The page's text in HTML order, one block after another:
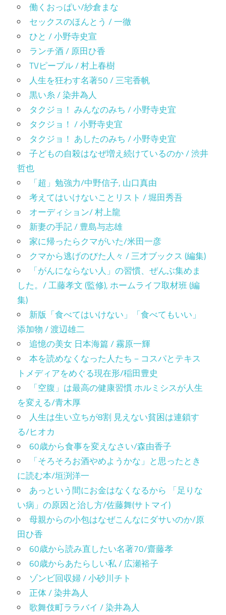
働くおっぱい/紗倉まな
セックスのほんとう / 一徹
ひと / 小野寺史宣
ランチ酒 / 原田ひ香
TVピープル / 村上春樹
人生を狂わす名著50 / 三宅香帆
黒い糸 / 染井為人
タクジョ！ みんなのみち / 小野寺史宜
タクジョ！ / 小野寺史宜
タクジョ！ あしたのみち / 小野寺史宜
子どもの自殺はなぜ増え続けているのか / 渋井
哲也
「超」勉強力/中野信子, 山口真由
考えてはいけないことリスト / 堀田秀吾
オーディション/ 村上龍
新妻の手記 / 豊島与志雄
家に帰ったらクマがいた/米田一彦
クマから逃げのびた人々 / 三才ブックス (編集)
「がんにならない人」の習慣、ぜんぶ集めま
した。/ 工藤孝文 (監修), ホームライフ取材班 (編
集)
新版「食べてはいけない」「食べてもいい」
添加物 / 渡辺雄二
追憶の美女 日本海篇 / 霧原一輝
本を読めなくなった人たち－コスパとテキス
トメディアをめぐる現在形/稲田豊史
「空腹」は最高の健康習慣 ホルミシスが人生
を変える/青木厚
人生は生い立ちが8割 見えない貧困は連鎖す
る/ヒオカ
60歳から食事を変えなさい/森由香子
「そろそろお酒やめようかな」と思ったとき
に読む本/垣渕洋一
あっという間にお金はなくなるから 「足りな
い病」の原因と治し方/佐藤舞(サトマイ)
母親からの小包はなぜこんなにダサいのか/原
田ひ香
60歳から読み直したい名著70/齋藤孝
60歳からあたらしい私 / 広瀬裕子
ゾンビ回収婦 / 小砂川チト
正体 / 染井為人
歌舞伎町ララバイ / 染井為人